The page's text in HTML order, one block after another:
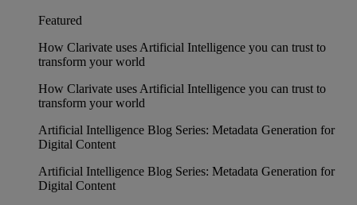
Featured
How Clarivate uses Artificial Intelligence you can trust to
transform your world
How Clarivate uses Artificial Intelligence you can trust to
transform your world
Artificial Intelligence Blog Series: Metadata Generation for
Digital Content
Artificial Intelligence Blog Series: Metadata Generation for
Digital Content